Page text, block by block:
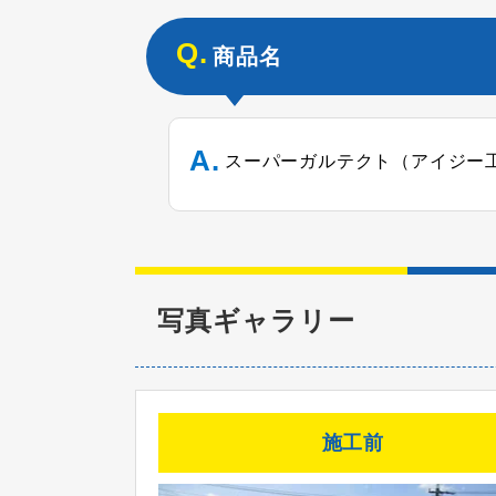
商品名
スーパーガルテクト（アイジー
写真ギャラリー
施工前